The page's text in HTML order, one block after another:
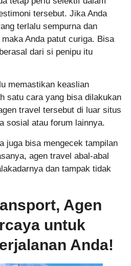
tersebut. Jika Anda
terlalu sempurna dan
Anda patut curiga. Bisa
dari si penipu itu
memastikan keaslian
satu cara yang bisa dilakukan
travel tersebut di luar situs
sosial atau forum lainnya.
juga bisa mengecek tampilan
agen travel abal-abal
dan tampak tidak
Agen
untuk
Anda!